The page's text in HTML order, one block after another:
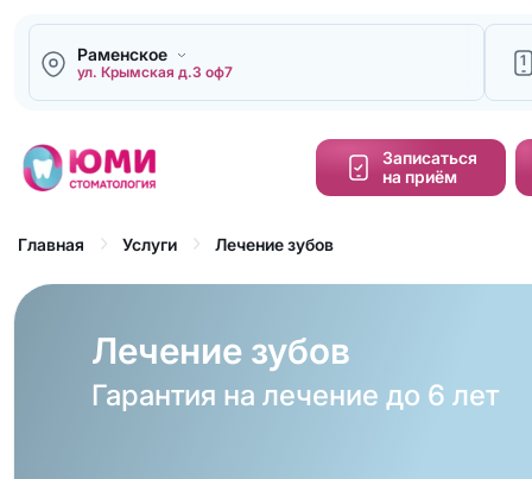
Раменское
ул. Крымская д.3 оф7
1
Записаться
на приём
Главная Услуги Лечение зубов
Лечение зубов
Гарантия на лечение до 6 лет